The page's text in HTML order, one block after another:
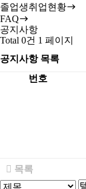
졸업생취업현황
FAQ
공지사항
Total 0건 1 페이지
공지사항 목록
번호
목록